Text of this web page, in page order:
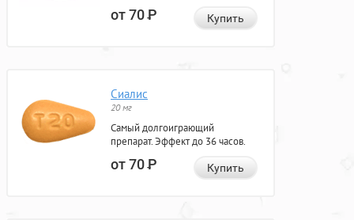
от 70Р Купить
Сиалис
20 мг
Самый долгоиграющий
препарат. Эффект до 36 часов.
от 70Р Купить